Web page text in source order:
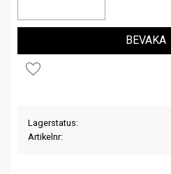
Lägg till i favoriter
BEVAKA
Lagerstatus
Artikelnr